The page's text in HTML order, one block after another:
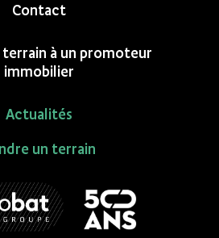
Contact
terrain à un promoteur
immobilier
Actualités
un terrain